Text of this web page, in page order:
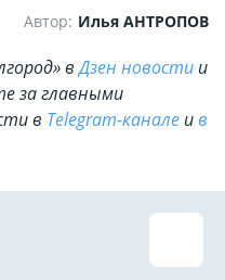
Автор: Илья АНТРОПОВ
вДзен новости и
за главными
в Telegram-канале ив